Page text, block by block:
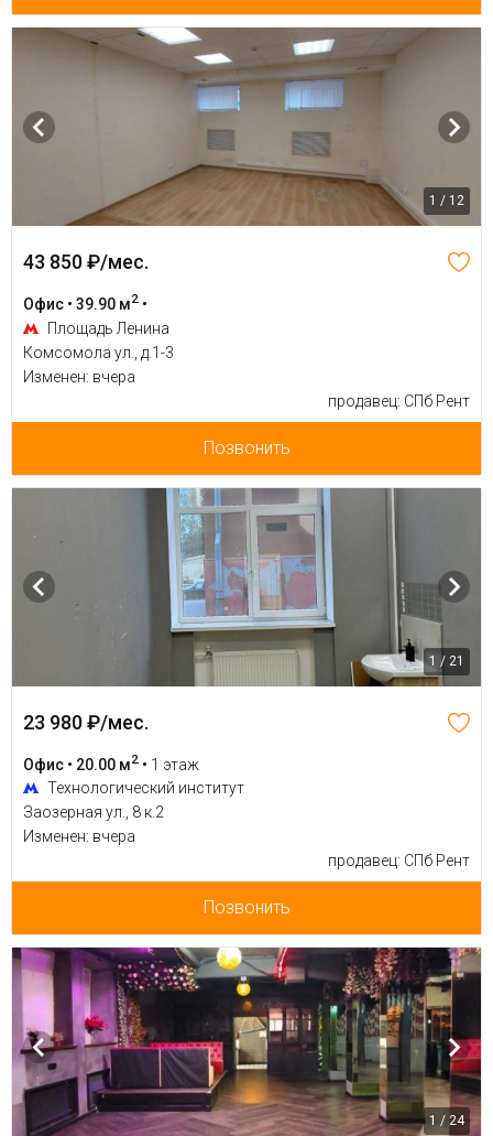
1 / 12
43 850 ₽/мес.
Офис • 39.90 м2 •
Площадь Ленина
Комсомола ул., д.1-3
Изменен: вчера
продавец: СПб Рент
Позвонить
1 / 21
23 980 ₽/мес.
Офис • 20.00 м2 • 1 этаж
Технологический институт
Заозерная ул., 8 к.2
Изменен: вчера
продавец: СПб Рент
Позвонить
1 / 24